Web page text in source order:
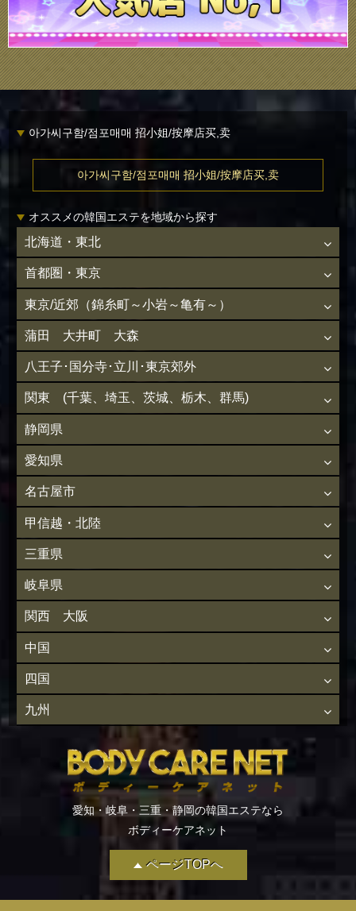
ページTOPへ
아가씨구함/점포매매 招小姐/按摩店买,卖
아가씨구함/점포매매 招小姐/按摩店买,卖
オススメの韓国エステを地域から探す
北海道・東北
首都圏・東京
東京/近郊（錦糸町～小岩～亀有～）
蒲田 大井町 大森
八王子･国分寺･立川･東京郊外
関東 (千葉、埼玉、茨城、栃木、群馬)
静岡県
愛知県
名古屋市
甲信越・北陸
三重県
岐阜県
関西 大阪
中国
四国
九州
愛知・岐阜・三重・静岡の韓国エステなら
ボディーケアネット